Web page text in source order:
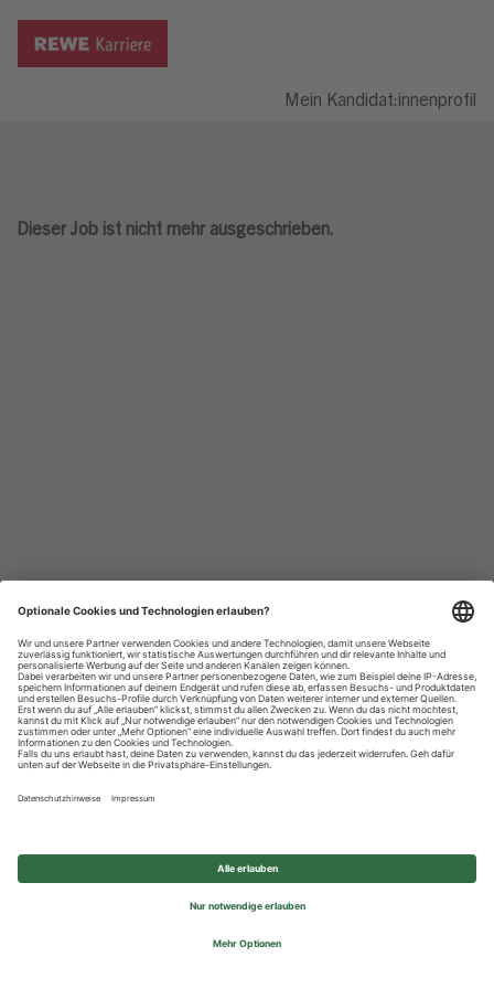
Mein Kandidat:innenprofil
Dieser Job ist nicht mehr ausgeschrieben.
Datenschutzhinweise
Impressum
Privatsphäre-Einstellungen
© 2026 REWE Group - All rights reserved